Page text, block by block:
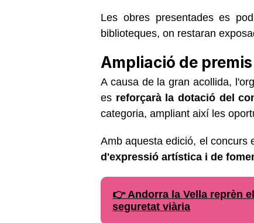
Les obres presentades es
biblioteques, on restaran
Ampliació de
A causa de la gran acollida,
es reforçarà la dotació del
categoria, ampliant així les
Amb aquesta edició, el concurs
d'expressió artística i de
👉 Andorra la Vella reprèn
seguretat viària